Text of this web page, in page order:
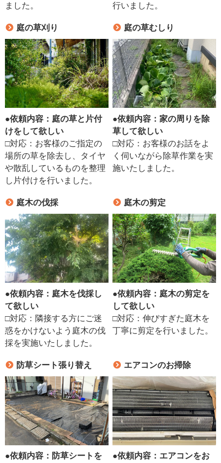
ました。
行いました。
庭の草刈り
●依頼内容：庭の草と片付
けをして欲しい
□対応：お客様のご指定の
場所の草を除去し、タイヤ
や散乱しているものを整理
し片付けを行いました。
庭の草むしり
●依頼内容：家の周りを除
草して欲しい
□対応：お客様のお話をよ
く伺いながら除草作業を実
施いたしました。
庭木の伐採
●依頼内容：庭木を伐採し
て欲しい
□対応：隣接する方にご迷
惑をかけないよう庭木の伐
採を実施いたしました。
庭木の剪定
●依頼内容：庭木の剪定を
して欲しい
□対応：伸びすぎた庭木を
丁寧に剪定を行いました。
防草シート張り替え
●依頼内容：防草シートを
エアコンのお掃除
●依頼内容：エアコンをお